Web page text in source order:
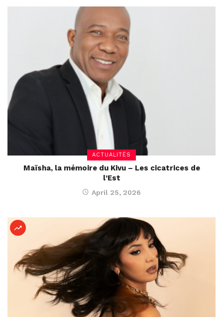
ACTUALITÉS
Maïsha, la mémoire du Kivu – Les cicatrices de
l’Est
April 25, 2026